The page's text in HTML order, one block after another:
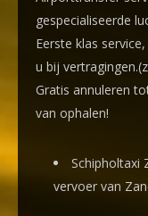
gespecialiseerde
Eerste klas
u bij
Gratis annuleren
van ophalen!
Schipholtaxi
vervoer van